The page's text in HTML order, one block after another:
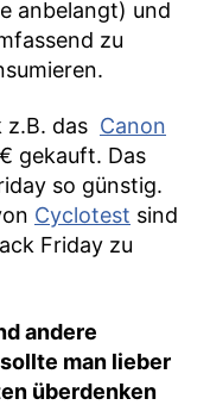
anbelangt) und
zu
z.B. das Canon
gekauft. Das
so günstig.
Cyclotest sind
Friday zu
andere
man lieber
überdenken